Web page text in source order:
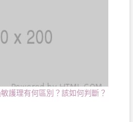
護理有何區別？該如何判斷？